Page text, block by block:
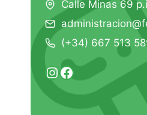
Calle Minas 69
(+34) 667 513
Instagram Facebook